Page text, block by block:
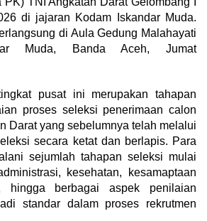
di jajaran Kodam Iskandar Muda.
di Aula Gedung Malahayati
Muda, Banda Aceh, Jumat
pusat ini merupakan tahapan
proses seleksi penerimaan calon
Darat yang sebelumnya telah melalui
secara ketat dan berlapis. Para
sejumlah tahapan seleksi mulai
kesehatan, kesamaptaan
hingga berbagai aspek penilaian
standar dalam proses rekrutmen